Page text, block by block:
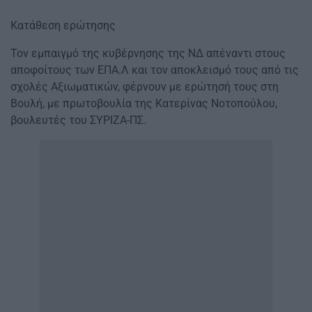
Κατάθεση ερώτησης
Τον εμπαιγμό της κυβέρνησης της ΝΔ απέναντι στους
αποφοίτους των ΕΠΑ.Λ και τον αποκλεισμό τους από τις
σχολές Αξιωματικών, φέρνουν με ερώτησή τους στη
Βουλή, με πρωτοβουλία της Κατερίνας Νοτοπούλου,
βουλευτές του ΣΥΡΙΖΑ-ΠΣ.